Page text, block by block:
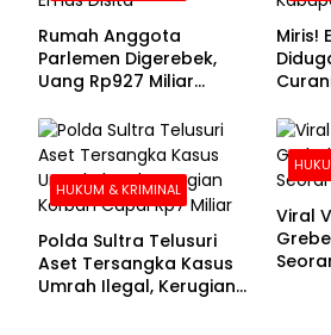
Rumah Anggota
Parlemen Digerebek,
Uang Rp927 Miliar
Miris!
HUKUM & KRIMINAL
Polda Sultra Telusuri
Aset Tersangka Kasus
Umrah Ilegal, Kerugian
Viral